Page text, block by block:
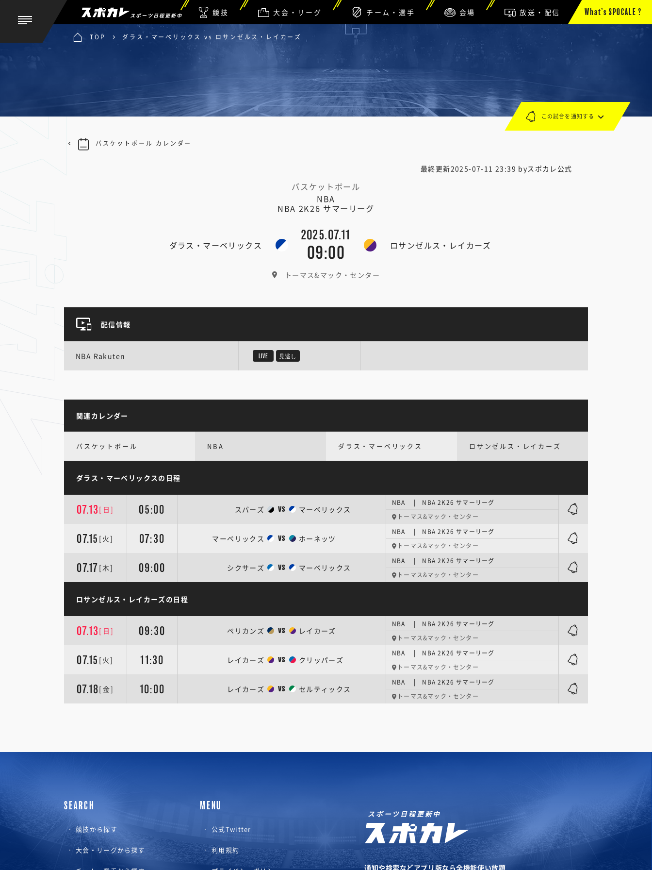
スポーツ日程更新中 競技 大会・リーグ チーム・選手 会場 放送・配信 What’s SPOCALE ?
TOP ダラス・マーベリックス vs ロサンゼルス・レイカーズ
最終更新2025-07-11 23:39 byスポカレ公式
バスケットボール
NBA
NBA 2K26 サマーリーグ
ダラス・マーベリックス
2025.07.11
09:00 ロサンゼルス・レイカーズ
トーマス&マック・センター
この試合を通知する
バスケットボール カレンダー
配信情報
NBA Rakuten LIVE 見逃し
関連カレンダー
バスケットボール NBA ダラス・マーベリックス ロサンゼルス・レイカーズ
ダラス・マーベリックスの日程
07.13 [日] 05:00 スパーズ VS マーベリックス
NBA | NBA 2K26 サマーリーグ
トーマス&マック・センター
07.15 [火] 07:30 マーベリックス VS ホーネッツ
NBA | NBA 2K26 サマーリーグ
トーマス&マック・センター
07.17 [木] 09:00 シクサーズ VS マーベリックス
NBA | NBA 2K26 サマーリーグ
トーマス&マック・センター
ロサンゼルス・レイカーズの日程
07.13 [日] 09:30 ペリカンズ VS レイカーズ
NBA | NBA 2K26 サマーリーグ
トーマス&マック・センター
07.15 [火] 11:30 レイカーズ VS クリッパーズ
NBA | NBA 2K26 サマーリーグ
トーマス&マック・センター
07.18[金] 10:00 レイカーズ VS セルティックス
NBA | NBA 2K26 サマーリーグ
トーマス&マック・センター
SEARCH
競技から探す
大会・リーグから探す
MENU
公式Twitter
利用規約
スポーツ日程更新中
通知や検索などアプリ版なら全機能使い放題